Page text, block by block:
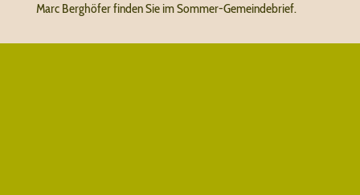
Marc Berghöfer finden Sie im Sommer-Gemeindebrief.